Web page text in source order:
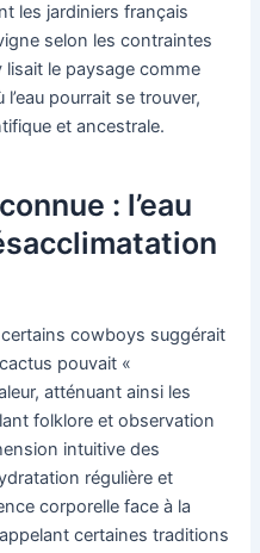
les jardiniers français
selon les contraintes
le paysage comme
pourrait se trouver,
et ancestrale.
: l’eau
cowboys suggérait
pouvait «
atténuant ainsi les
folklore et observation
intuitive des
régulière et
corporelle face à la
certaines traditions